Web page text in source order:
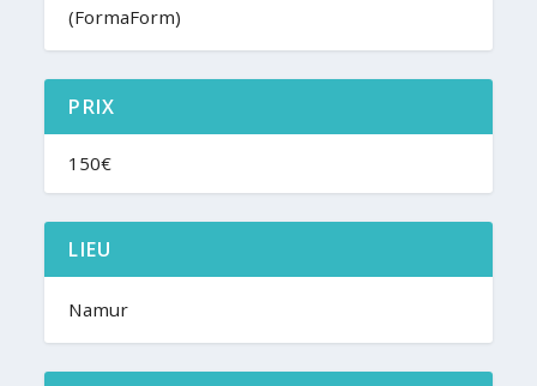
(FormaForm)
PRIX
150€
LIEU
Namur